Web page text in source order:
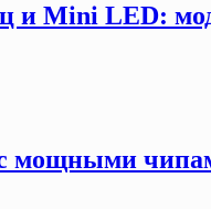
и Mini LED:
мощными